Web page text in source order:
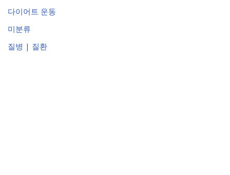
다이어트 운동
미분류
질병 | 질환